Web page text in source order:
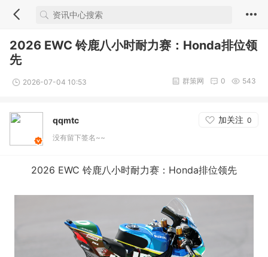
2026 EWC 铃鹿八小时耐力赛：Honda排位领
先
2026-07-04 10:53 543
0
群策网
qqmtc 加关注 0
没有留下签名~~
2026 EWC 铃鹿八小时耐力赛：Honda排位领先